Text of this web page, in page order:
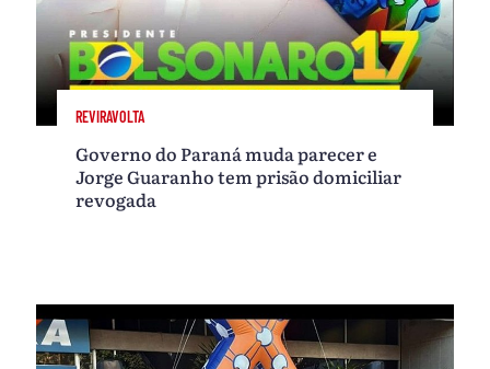
REVIRAVOLTA
Governo do Paraná muda parecer e
Jorge Guaranho tem prisão domiciliar
revogada